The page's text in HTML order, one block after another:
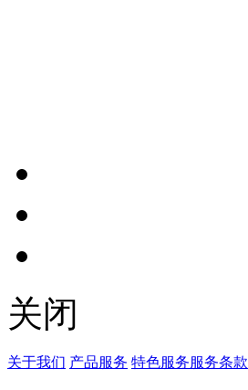
关闭
关于我们 产品服务 特色服务服务条款